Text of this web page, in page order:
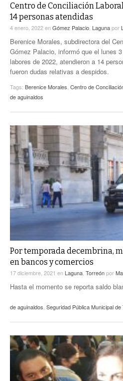
Centro de Conciliación
14 personas atendidas
4 enero, 2022enGómez Palacio Lagunapor
Berenice Morales, subdirectora del
Gómez Palacio, informó que el lunes
labores de 2022, atendieron a 14
fueron dudas relativas a despidos.
Tags: Berenice Morales Centro de
de aguinaldos
Por temporada decembrina,
en bancos y comercios
17 diciembre, 2021 en Laguna, Torreónpor
Hasta el momento se reporta saldo
de aguinaldos, Seguridad Pública Municipal de